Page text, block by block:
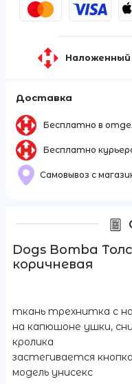
Доставка
Бесплатно в
Бесплатно
Самовывоз с
Dogs Bomba
коричневая
ткань трехнитка с
на капюшоне ушки,
кролика
застегивается
модель унисекс